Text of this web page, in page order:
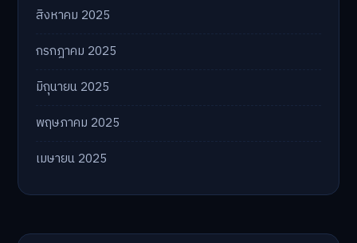
สิงหาคม 2025
กรกฎาคม 2025
มิถุนายน 2025
พฤษภาคม 2025
เมษายน 2025